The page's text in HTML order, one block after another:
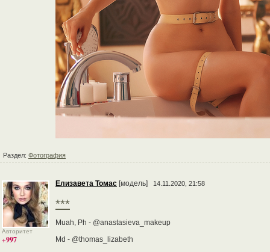
Раздел: Фотография
Авторитет
+997
Елизавета Томас [модель] 14.11.2020, 21:58
***
Muah, Ph - @anastasieva_makeup
Md - @thomas_lizabeth